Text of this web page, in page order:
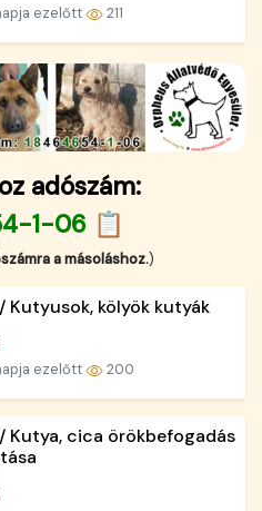
ezelőtt 211
adószám:
1-06 📋
a másoláshoz.)
Kutyusok, kölyök kutyák
ezelőtt 200
Kutya, cica örökbefogadás